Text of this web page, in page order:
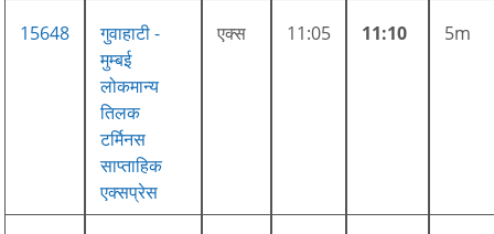
15648
गुवाहाटी -
मुम्बई
लोकमान्य
तिलक
टर्मिनस
साप्ताहिक
एक्सप्रेस
एक्स 11:05 11:10 5m